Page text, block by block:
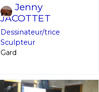
Jenny
JACOTTET
Dessinateur/trice
Sculpteur
Gard